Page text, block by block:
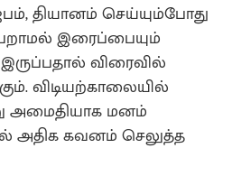
தியானம் செய்யும்போது
இரைப்பையும்
விரைவில்
விடியற்காலையில்
அமைதியாக மனம்
அதிக கவனம் செலுத்த